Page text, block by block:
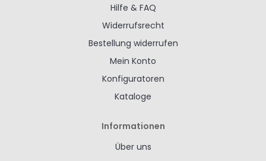
Hilfe & FAQ
Widerrufsrecht
Bestellung widerrufen
Mein Konto
Konfiguratoren
Kataloge
Informationen
Über uns